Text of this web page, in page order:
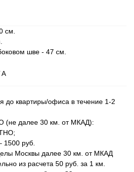
см.
шве - 47 см.
до квартиры/офиса в течение 1-2
(не далее 30 км. от МКАД):
1500 руб.
Москвы далее 30 км. от МКАД
из расчета 50 руб. за 1 км.